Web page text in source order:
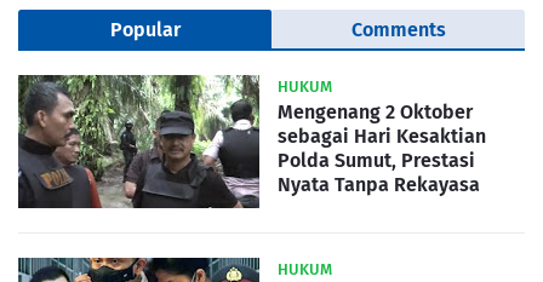
Popular Comments
HUKUM
Mengenang 2 Oktober
sebagai Hari Kesaktian
Polda Sumut, Prestasi
Nyata Tanpa Rekayasa
HUKUM